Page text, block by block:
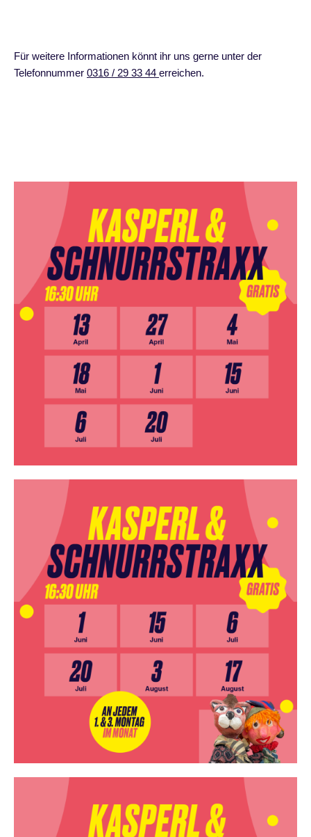
Für weitere Informationen könnt ihr uns gerne unter der
Telefonnummer 0316 / 29 33 44 erreichen.